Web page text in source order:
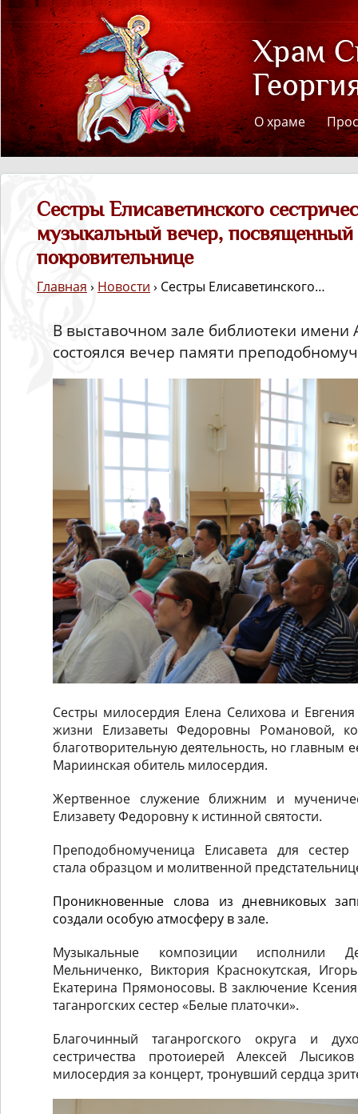
О храме
Сестры Елисаветинского
музыкальный вечер, посвященный
покровительнице
Главная › Новости › Сестры Елисаветинского…
В выставочном зале библиотеки имени
состоялся вечер памяти
Сестры милосердия Елена Селихова и
жизни Елизаветы Федоровны Романовой,
благотворительную деятельность, но главным
Мариинская обитель милосердия.
Жертвенное служение ближним и
Елизавету Федоровну к истинной святости.
Преподобномученица Елисавета для сестер
стала образцом и молитвенной
Проникновенные слова из дневниковых
создали особую атмосферу в зале.
Музыкальные композиции исполнили
Мельниченко, Виктория Краснокутская,
Екатерина Прямоносовы. В заключение
таганрогских сестер «Белые платочки».
Благочинный таганрогского округа и
сестричества протоиерей Алексей
милосердия за концерт, тронувший сердца